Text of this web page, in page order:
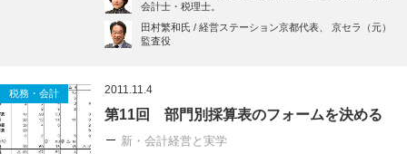
会計士・税理士。
田村繁和氏 / 経営ステーション京都代表、 京セラ（元）
監査役
税務・会計 2011.11.4
第11回 部門別採算表のフォームを決める
新・会計経営と実学